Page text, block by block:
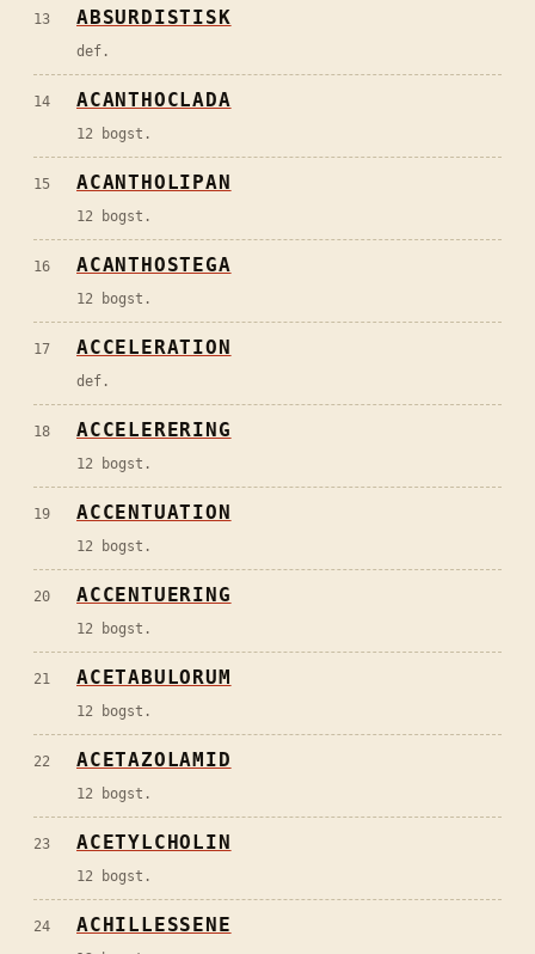
13 ABSURDISTISK
def.
14 ACANTHOCLADA
12 bogst.
15 ACANTHOLIPAN
12 bogst.
16 ACANTHOSTEGA
12 bogst.
17 ACCELERATION
def.
18 ACCELERERING
12 bogst.
19 ACCENTUATION
12 bogst.
20 ACCENTUERING
12 bogst.
21 ACETABULORUM
12 bogst.
22 ACETAZOLAMID
12 bogst.
23 ACETYLCHOLIN
12 bogst.
24 ACHILLESSENE